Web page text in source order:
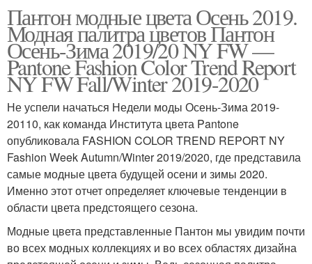
Пантон модные цвета Осень 2019.
Модная палитра цветов Пантон
Осень-Зима 2019/20 NY FW —
Pantone Fashion Color Trend Report
NY FW Fall/Winter 2019-2020
Не успели начаться Недели моды Осень-Зима 2019-
20110, как команда Института цвета Pantone
опубликовала FASHION COLOR TREND REPORT NY
Fashion Week Autumn/Winter 2019/2020, где представила
самые модные цвета будущей осени и зимы 2020.
Именно этот отчет определяет ключевые тенденции в
области цвета предстоящего сезона.
Модные цвета представленные Пантон мы увидим почти
во всех модных коллекциях и во всех областях дизайна